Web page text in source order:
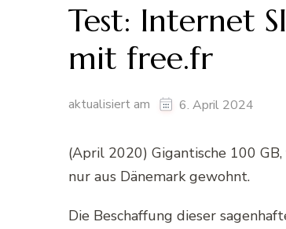
Test: Internet
mit free.fr
aktualisiert am 6. April 2024
(April 2020) Gigantische 100
nur aus Dänemark gewohnt.
Die Beschaffung dieser